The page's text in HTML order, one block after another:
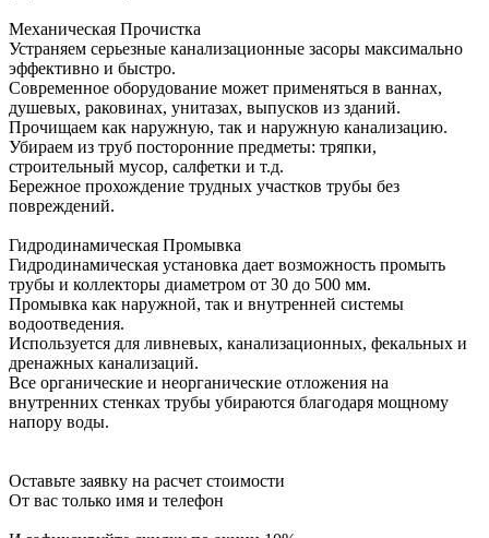
Механическая Прочистка
Устраняем серьезные канализационные засоры максимально
эффективно и быстро.
Современное оборудование может применяться в ваннах,
душевых, раковинах, унитазах, выпусков из зданий.
Прочищаем как наружную, так и наружную канализацию.
Убираем из труб посторонние предметы: тряпки,
строительный мусор, салфетки и т.д.
Бережное прохождение трудных участков трубы без
повреждений.
Гидродинамическая Промывка
Гидродинамическая установка дает возможность промыть
трубы и коллекторы диаметром от 30 до 500 мм.
Промывка как наружной, так и внутренней системы
водоотведения.
Используется для ливневых, канализационных, фекальных и
дренажных канализаций.
Все органические и неорганические отложения на
внутренних стенках трубы убираются благодаря мощному
напору воды.
Оставьте заявку на расчет стоимости
От вас только имя и телефон